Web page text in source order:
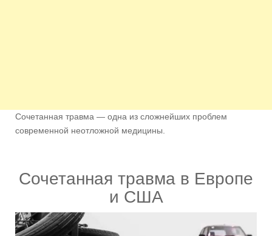
Сочетанная травма — одна из сложнейших проблем
современной неотложной медицины.
Сочетанная травма в Европе
и США